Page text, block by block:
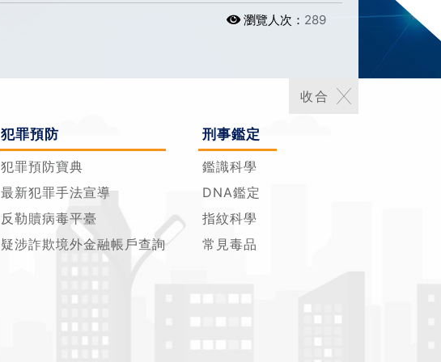
瀏覽人次： 289
犯罪預防
犯罪預防寶典
最新犯罪手法宣導
反勒贖病毒平臺
疑涉詐欺境外金融帳戶查詢
刑事鑑定
鑑識科學
DNA鑑定
指紋科學
常見毒品